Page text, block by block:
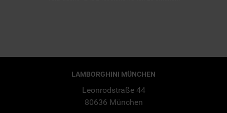
LAMBORGHINI MÜNCHEN
Leonrodstraße 44
80636 München